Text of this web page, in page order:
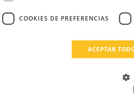
COOKIES DE PREFERENCIAS
ACEPTAR